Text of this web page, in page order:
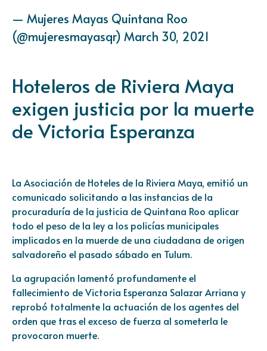
— Mujeres Mayas Quintana Roo
(@mujeresmayasqr) March 30, 2021
Hoteleros de Riviera Maya
exigen justicia por la muerte
de Victoria Esperanza
La Asociación de Hoteles de la Riviera Maya, emitió un
comunicado solicitando a las instancias de la
procuraduría de la justicia de Quintana Roo aplicar
todo el peso de la ley a los policías municipales
implicados en la muerde de una ciudadana de origen
salvadoreño el pasado sábado en Tulum.
La agrupación lamentó profundamente el
fallecimiento de Victoria Esperanza Salazar Arriana y
reprobó totalmente la actuación de los agentes del
orden que tras el exceso de fuerza al someterla le
provocaron muerte.